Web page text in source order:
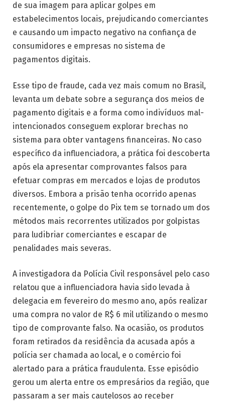
de sua imagem para aplicar golpes em
estabelecimentos locais, prejudicando comerciantes
e causando um impacto negativo na confiança de
consumidores e empresas no sistema de
pagamentos digitais.
Esse tipo de fraude, cada vez mais comum no Brasil,
levanta um debate sobre a segurança dos meios de
pagamento digitais e a forma como indivíduos mal-
intencionados conseguem explorar brechas no
sistema para obter vantagens financeiras. No caso
específico da influenciadora, a prática foi descoberta
após ela apresentar comprovantes falsos para
efetuar compras em mercados e lojas de produtos
diversos. Embora a prisão tenha ocorrido apenas
recentemente, o golpe do Pix tem se tornado um dos
métodos mais recorrentes utilizados por golpistas
para ludibriar comerciantes e escapar de
penalidades mais severas.
A investigadora da Polícia Civil responsável pelo caso
relatou que a influenciadora havia sido levada à
delegacia em fevereiro do mesmo ano, após realizar
uma compra no valor de R$ 6 mil utilizando o mesmo
tipo de comprovante falso. Na ocasião, os produtos
foram retirados da residência da acusada após a
polícia ser chamada ao local, e o comércio foi
alertado para a prática fraudulenta. Esse episódio
gerou um alerta entre os empresários da região, que
passaram a ser mais cautelosos ao receber